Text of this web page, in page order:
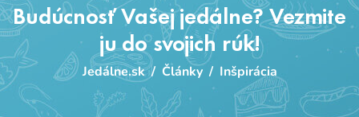
Budúcnosť Vašej jedálne? Vezmite
ju do svojich rúk!
Jedálne.sk / Články / Inšpirácia